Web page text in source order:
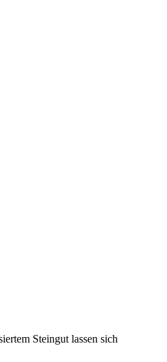
Steingut lassen sich